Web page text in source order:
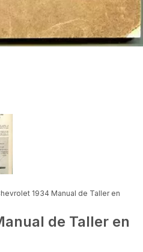
1934 Manual de Taller en
de Taller en